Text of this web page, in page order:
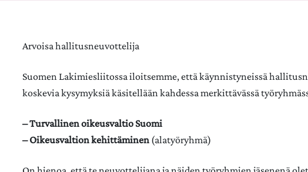
Arvoisa hallitusneuvottelija
Suomen Lakimiesliitossa iloitsemme, että käynnistyneissä
koskevia kysymyksiä käsitellään kahdessa merkittävässä
– Turvallinen oikeusvaltio Suomi
– Oikeusvaltion kehittäminen (alatyöryhmä)